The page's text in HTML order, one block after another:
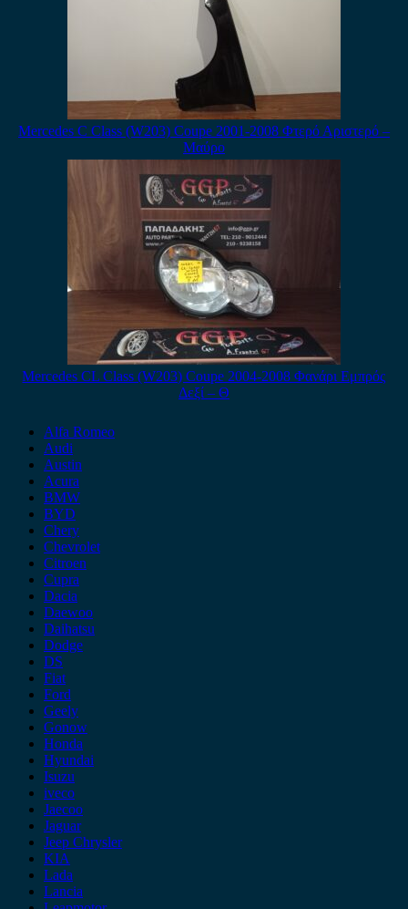
Mercedes C Class (W203) Coupe 2001-2008 Φτερό Αριστερό –
Μαύρο
Mercedes CL Class (W203) Coupe 2004-2008 Φανάρι Εμπρός
Δεξί – Θ
Alfa Romeo
Audi
Austin
Acura
BMW
BYD
Chery
Chevrolet
Citroen
Cupra
Dacia
Daewoo
Daihatsu
Dodge
DS
Fiat
Ford
Geely
Gonow
Honda
Hyundai
Isuzu
iveco
Jaecoo
Jaguar
Jeep Chrysler
KIA
Lada
Lancia